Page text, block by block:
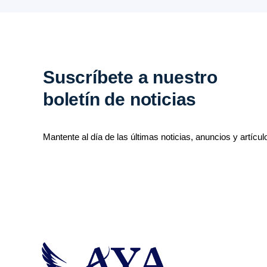
Suscríbete a nuestro
boletín de noticias
Mantente al día de las últimas noticias, anuncios y